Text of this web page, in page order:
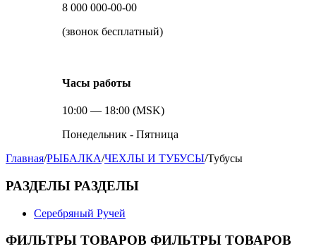
8 000 000-00-00
(звонок бесплатный)
Часы работы
10:00 — 18:00 (MSK)
Понедельник - Пятница
Главная/РЫБАЛКА/ЧЕХЛЫ И ТУБУСЫ/Тубусы
РАЗДЕЛЫ РАЗДЕЛЫ
Серебряный Ручей
ФИЛЬТРЫ ТОВАРОВ ФИЛЬТРЫ ТОВАРОВ